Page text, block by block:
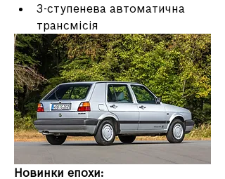
3-ступенева автоматична
трансмісія
Новинки епохи: